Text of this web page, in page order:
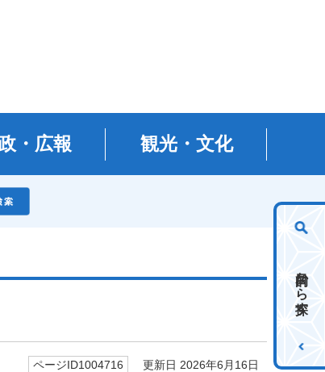
・広報 観光・文化
目的から探す
ページID1004716 更新日 2026年6月16日